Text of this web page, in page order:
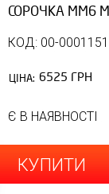
СОРОЧКА MM6
КОД: 00-
ЦІНА: 6525 ГРН
Є В НАЯВНОСТІ
КУПИТИ